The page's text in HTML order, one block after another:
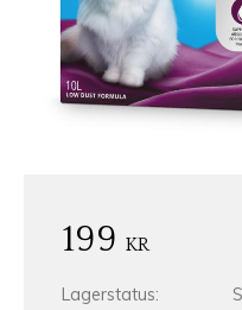
199 KR
Lagerstatus